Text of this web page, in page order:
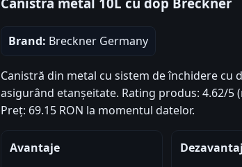
Brand: Breckner Germany
Canistră din metal cu sistem de închidere cu
asigurând etanșeitate. Rating produs: 4.62/5
Preț: 69.15 RON la momentul datelor.
Avantaje